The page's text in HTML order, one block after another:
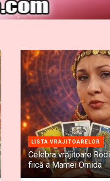
LISTA VRAJITOARELOR
Celebra vrăjitoare
fiică a Mamei Omida